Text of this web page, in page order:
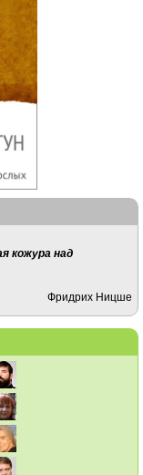
кожура над
Фридрих Ницше